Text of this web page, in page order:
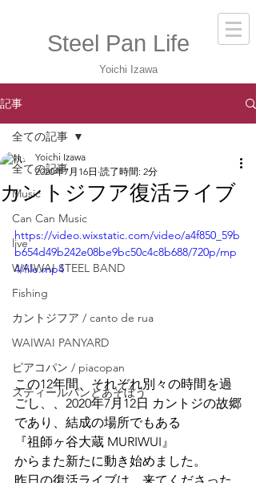
Steel Pan Life
Yoichi Izawa
記事
全ての記事
Music
Can Can Music
live
WAIWAI STEEL BAND
Fishing
カントジフア / canto de rua
WAIWAI PANYARD
ピアコパン / piacopan
スティールパンとあそぼう
全ての記事
カントジフア復活ライブ
Yoichi Izawa
2020年7月16日 読了時間: 2分
https://video.wixstatic.com/video/a4f850_59b
b654d49b242e08be9bc50c4c8b688/720p/mp
4/file.mp4
この12年間、それぞれ別々の時間を過
ごし、、2020年7月12日 カントジの故郷
であり、結成の場所でもある
『祖師ヶ谷大蔵 MURIWUI』
からまた新たに動き始めました。